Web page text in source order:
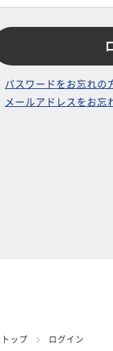
パスワードをお忘れの
メールアドレスをお忘
ップ ログイン